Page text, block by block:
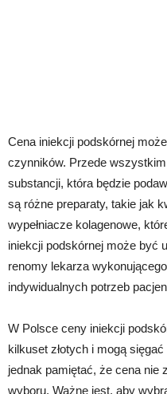
Cena iniekcji podskórnej
czynników. Przede
substancji, która będzie
są różne preparaty, takie jak
wypełniacze kolagenowe,
iniekcji podskórnej może być
renomy lekarza
indywidualnych potrzeb
W Polsce ceny iniekcji
kilkuset złotych i mogą
jednak pamiętać, że cena nie
wyboru. Ważne jest, aby